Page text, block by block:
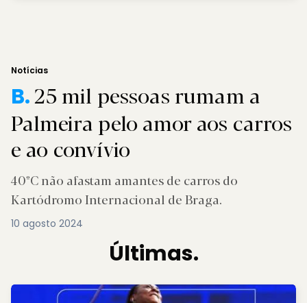
Notícias
B.25 mil pessoas rumam a
Palmeira pelo amor aos carros
e ao convívio
40ºC não afastam amantes de carros do
Kartódromo Internacional de Braga.
10 agosto 2024
Últimas.